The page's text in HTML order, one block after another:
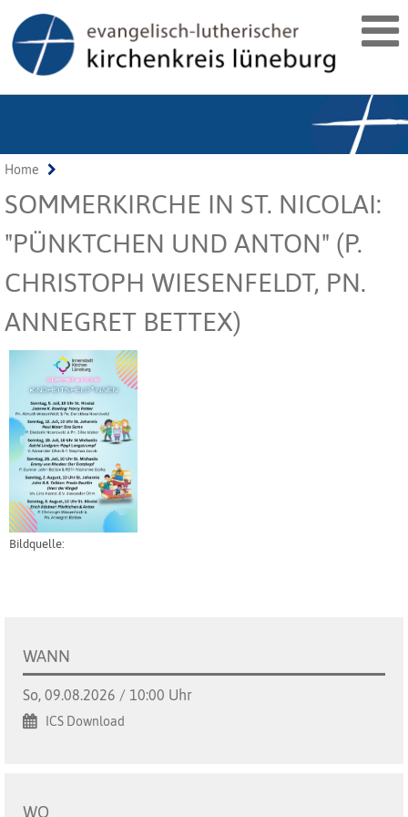
Home
SOMMERKIRCHE IN ST. NICOLAI:
"PÜNKTCHEN UND ANTON" (P.
CHRISTOPH WIESENFELDT, PN.
ANNEGRET BETTEX)
Bildquelle:
WANN
So, 09.08.2026 / 10:00 Uhr
ICS Download
WO